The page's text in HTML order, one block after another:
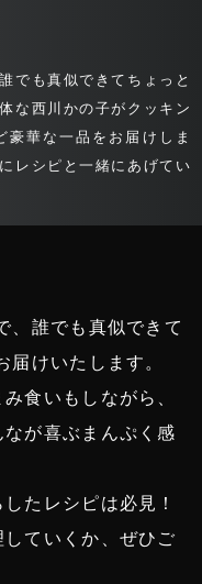
でも真似できてちょっと
な西川かの子がクッキン
華な一品をお届けしま
レシピと一緒にあげてい
、誰でも真似できて
届けいたします。
食いもしながら、
が喜ぶまんぷく感
たレシピは必見！
ていくか、ぜひご